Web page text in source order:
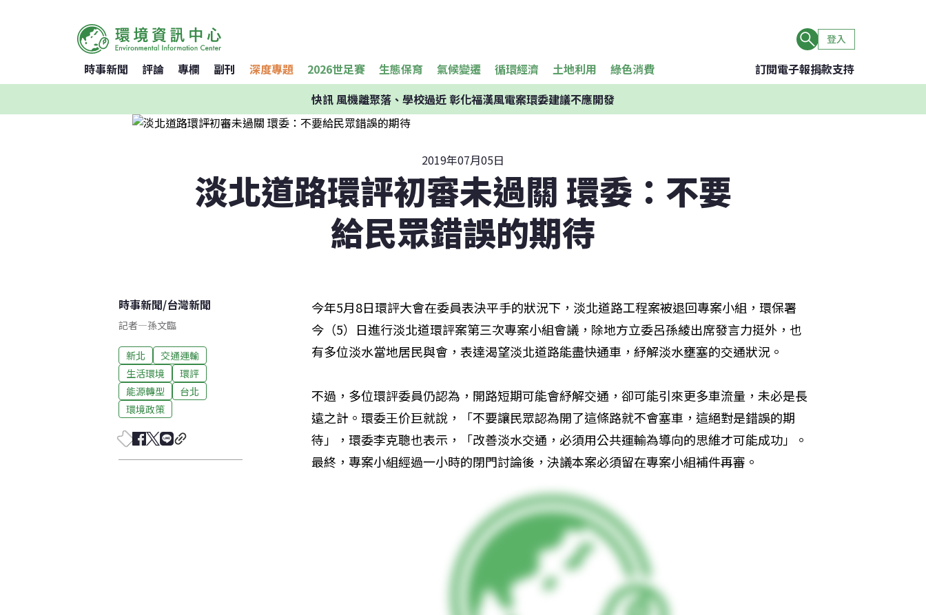
登入
時事新聞 評論 專欄 副刊 深度專題 2026世足賽 生態保育 氣候變遷 循環經濟 土地利用 綠色消費 訂閱電子報捐款支持
快訊風機離聚落、學校過近 彰化福漢風電案環委建議不應開發
2019年07月05日
淡北道路環評初審未過關 環委：不要
給民眾錯誤的期待
時事新聞/台灣新聞
記者—孫文臨
新北
交通運輸
生活環境
環評
能源轉型
台北
環境政策
今年5月8日環評大會在委員表決平手的狀況下，淡北道路工程案被退回專案小組，環保署
今（5）日進行淡北道環評案第三次專案小組會議，除地方立委呂孫綾出席發言力挺外，也
有多位淡水當地居民與會，表達渴望淡北道路能盡快通車，紓解淡水壅塞的交通狀況。
不過，多位環評委員仍認為，開路短期可能會紓解交通，卻可能引來更多車流量，未必是長
遠之計。環委王价巨就說，「不要讓民眾認為開了這條路就不會塞車，這絕對是錯誤的期
待」，環委李克聰也表示，「改善淡水交通，必須用公共運輸為導向的思維才可能成功」。
最終，專案小組經過一小時的閉門討論後，決議本案必須留在專案小組補件再審。